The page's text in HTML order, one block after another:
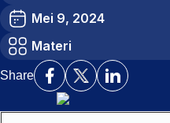
Mei 9, 2024
Materi
Share